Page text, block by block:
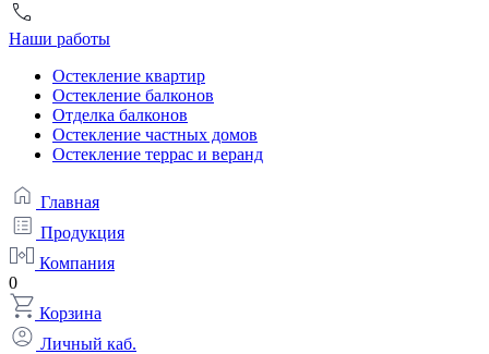
Наши работы
Остекление квартир
Остекление балконов
Отделка балконов
Остекление частных домов
Остекление террас и веранд
Главная
Продукция
Компания
0
Корзина
Личный каб.